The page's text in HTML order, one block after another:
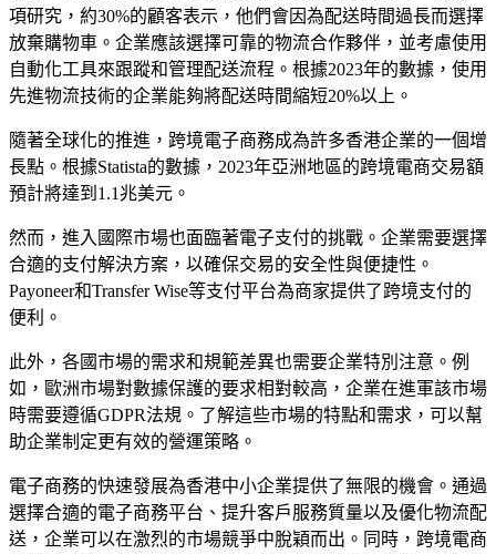
項研究，約30%的顧客表示，他們會因為配送時間過長而選擇
放棄購物車。企業應該選擇可靠的物流合作夥伴，並考慮使用
自動化工具來跟蹤和管理配送流程。根據2023年的數據，使用
先進物流技術的企業能夠將配送時間縮短20%以上。
隨著全球化的推進，跨境電子商務成為許多香港企業的一個增
長點。根據Statista的數據，2023年亞洲地區的跨境電商交易額
預計將達到1.1兆美元。
然而，進入國際市場也面臨著電子支付的挑戰。企業需要選擇
合適的支付解決方案，以確保交易的安全性與便捷性。
Payoneer和Transfer Wise等支付平台為商家提供了跨境支付的
便利。
此外，各國市場的需求和規範差異也需要企業特別注意。例
如，歐洲市場對數據保護的要求相對較高，企業在進軍該市場
時需要遵循GDPR法規。了解這些市場的特點和需求，可以幫
助企業制定更有效的營運策略。
電子商務的快速發展為香港中小企業提供了無限的機會。通過
選擇合適的電子商務平台、提升客戶服務質量以及優化物流配
送，企業可以在激烈的市場競爭中脫穎而出。同時，跨境電商